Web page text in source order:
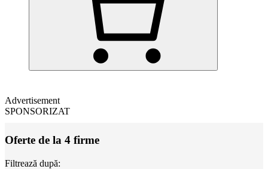
Advertisement
SPONSORIZAT
Oferte de la 4 firme
Filtrează după: